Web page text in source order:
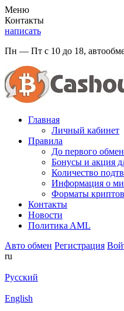
Меню
Контакты
написать
Пн — Пт с 10 до 18,
Главная
Личный кабинет
Правила
До первого
Бонусы и акция
Количество
Информация о
Форматы
Контакты
Новости
Политикa AML
Авто обмен Регистрация
ru
Русский
English